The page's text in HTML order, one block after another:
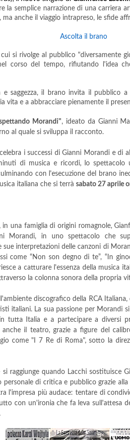
la semplice narrazione di una carriera
anche il viaggio intrapreso, le sfide
Ascolta il brano
si rivolge al pubblico "diversamente
corso del tempo, rifiutando l'idea
e saggezza, il brano invita il pubblico
vita e a abbracciare pienamente il
Morandi", ideato da Gianni
al quale si sviluppa il racconto.
i successi di Gianni Morandi e
di musica e ricordi, lo spettacolo
con l'esecuzione del brano
italiana che si terrà sabato 27 aprile
una famiglia di origini romagnole,
Morandi, in uno spettacolo che
sue interpretazioni delle canzoni di
come “Non son degno di te”, “In
a catturare l'essenza della musica
la colonna sonora della propria
discografico della RCA
italiani. La sua passione per Morandi
tutta Italia e a partecipare a diversi
il teatro, grazie a figure del
come "I 7 Re di Roma", sotto la
si raggiunge quando Lacchi sostituisce
di critica e pubblico grazie
l'impresa più audace: tentare di
con un'ironia che fa leva sull'attesa